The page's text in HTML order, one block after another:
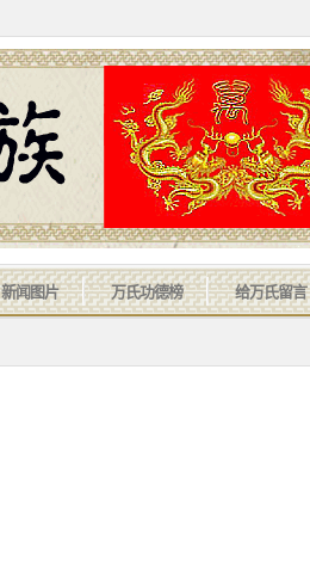
新闻图片 万氏功德榜 给万氏留言